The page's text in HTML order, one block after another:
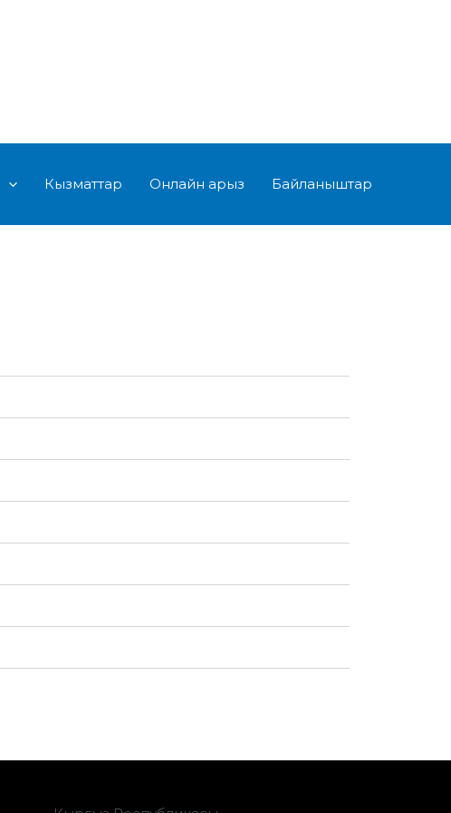
Кызматтар Онлайн арыз Байланыштар